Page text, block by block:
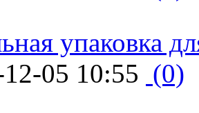
упаковка
05 10:55 (0)